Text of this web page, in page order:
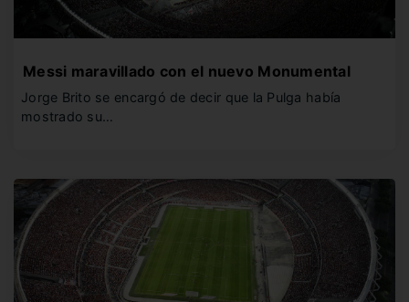
Messi maravillado con el nuevo Monumental
Jorge Brito se encargó de decir que la Pulga había
mostrado su…